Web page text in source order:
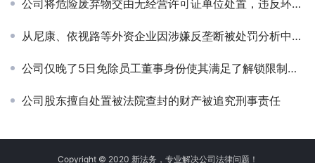
公司将危险废弃物交由无经营许可证单位处置，违反环境保护规定被行政处罚
从尼康、依视路等外资企业因涉嫌反垄断被处罚分析中国反垄断法律
公司仅晚了5日免除员工董事身份使其满足了解锁限制性股票的条件，从而损失数百万元
公司股东擅自处置被法院查封的财产被追究刑事责任
Copyright © 2020 新法务，专业解决公司法律问题！